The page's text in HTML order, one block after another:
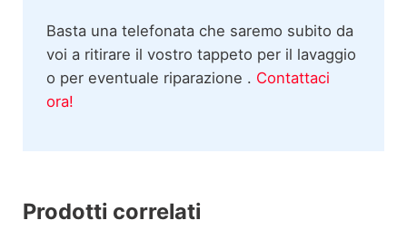
Basta una telefonata che saremo subito da
voi a ritirare il vostro tappeto per il lavaggio
o per eventuale riparazione . Contattaci
ora!
Prodotti correlati